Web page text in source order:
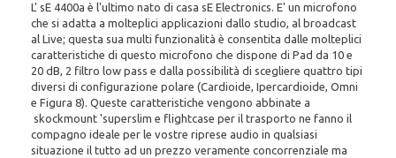
L' sE 4400a è l'ultimo nato di casa sE Electronics. E' un microfono
che si adatta a molteplici applicazioni dallo studio, al broadcast
al Live; questa sua multi funzionalità è consentita dalle molteplici
caratteristiche di questo microfono che dispone di Pad da 10 e
20 dB, 2 filtro low pass e dalla possibilità di scegliere quattro tipi
diversi di configurazione polare (Cardioide, Ipercardioide, Omni
e Figura 8). Queste caratteristiche vengono abbinate a
skockmount 'superslim e flightcase per il trasporto ne fanno il
compagno ideale per le vostre riprese audio in qualsiasi
situazione il tutto ad un prezzo veramente concorrenziale ma